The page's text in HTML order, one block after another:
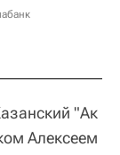
"Ак
Алексеем